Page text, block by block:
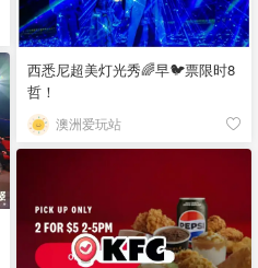
西悉尼超美灯光秀🌈早🐦票限时8
哲！
澳洲爱玩站